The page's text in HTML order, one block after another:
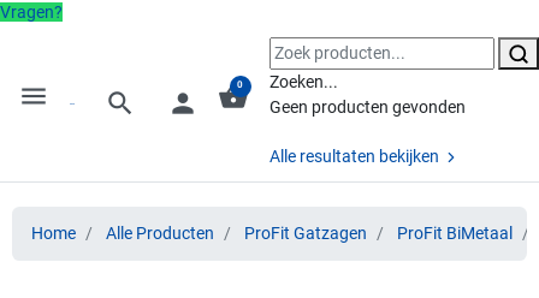
Vragen?
menu search person shopping_basket
0
Zoeken...
Geen producten gevonden
Alle resultaten bekijken
Home Alle Producten ProFit Gatzagen ProFit BiMetaal